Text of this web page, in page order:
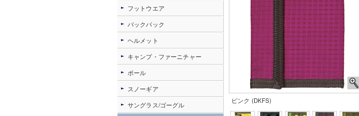
ピンク (DKFS)
フットウエア
バックパック
ヘルメット
キャンプ・ファーニチャー
ポール
スノーギア
サングラス/ゴーグル